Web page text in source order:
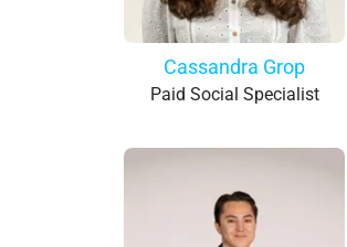
Cassandra Grop
Paid Social Specialist